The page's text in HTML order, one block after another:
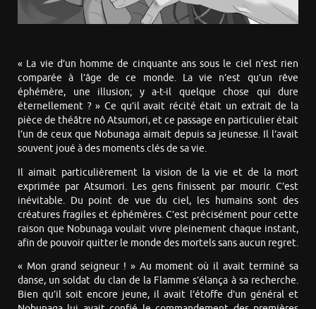
« La vie d’un homme de cinquante ans sous le ciel n’est rien
comparée à l’âge de ce monde. La vie n’est qu’un rêve
éphémère, une illusion; y a-t-il quelque chose qui dure
éternellement ? » Ce qu’il avait récité était un extrait de la
pièce de théâtre nô Atsumori, et ce passage en particulier était
l’un de ceux que Nobunaga aimait depuis sa jeunesse. Il l’avait
souvent joué à des moments clés de sa vie.
Il aimait particulièrement la vision de la vie et de la mort
exprimée par Atsumori. Les gens finissent par mourir. C’est
inévitable. Du point de vue du ciel, les humains sont des
créatures fragiles et éphémères. C’est précisément pour cette
raison que Nobunaga voulait vivre pleinement chaque instant,
afin de pouvoir quitter le monde des mortels sans aucun regret.
« Mon grand seigneur ! » Au moment où il avait terminé sa
danse, un soldat du clan de la Flamme s’élança à sa recherche.
Bien qu’il soit encore jeune, il avait l’étoffe d’un général et